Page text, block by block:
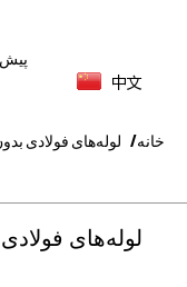
中文
خانه لوله‌های فولادی
لوله‌های